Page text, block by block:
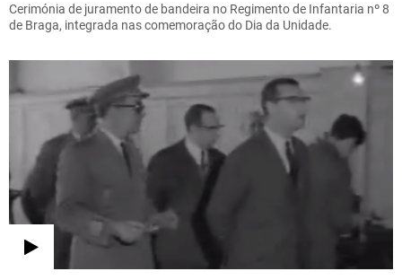
Cerimónia de juramento de bandeira no Regimento de Infantaria nº 8
de Braga, integrada nas comemoração do Dia da Unidade.